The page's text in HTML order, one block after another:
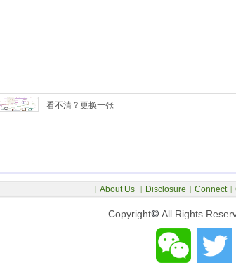
看不清？更换一张
Copyright© All Rights
| About Us | Disclosure | Connect |